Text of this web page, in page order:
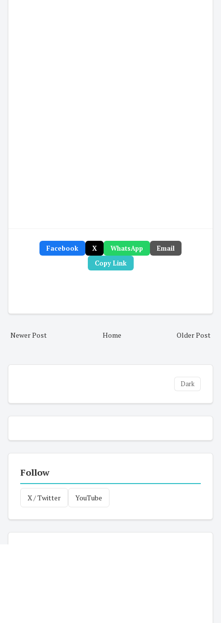
Facebook X WhatsApp
Email
Copy Link
Newer Post Older Post
Home
Dark
Follow
X / Twitter YouTube